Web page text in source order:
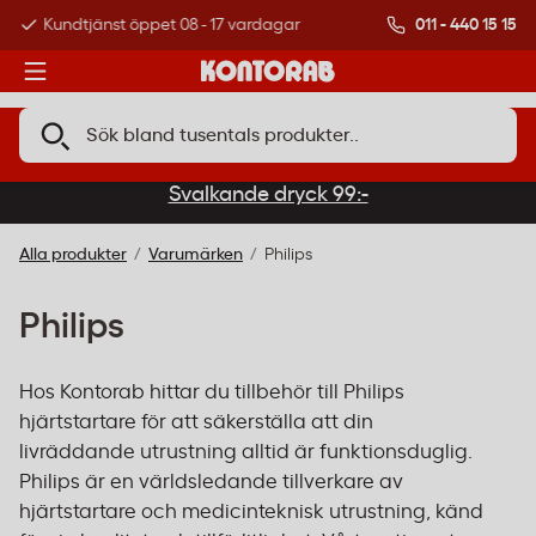
Kundtjänst öppet 08 - 17 vardagar Över 500 000
011 - 440 15 15
Svalkande dryck 99:-
Alla produkter Varumärken Philips
Philips
Hos Kontorab hittar du tillbehör till Philips
hjärtstartare för att säkerställa att din
livräddande utrustning alltid är funktionsduglig.
Philips är en världsledande tillverkare av
hjärtstartare och medicinteknisk utrustning, känd